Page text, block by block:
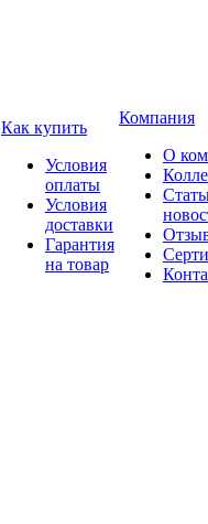
Как купить
Условия
оплаты
Условия
доставки
Гарантия
на товар
Компания
О